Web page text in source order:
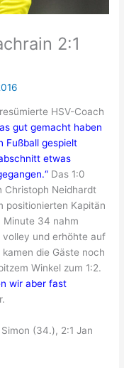
2:1
HSV-Coach
gut gemacht haben
Fußball gespielt
etwas
Das 1:0
Christoph Neidhardt
positionierten Kapitän
Minute 34 nahm
volley und erhöhte auf
die Gäste noch
Winkel zum 1:2.
wir aber fast
(34.), 2:1 Jan